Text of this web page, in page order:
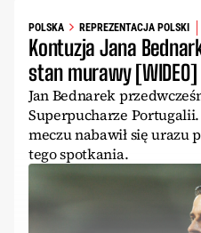
POLSKA REPREZENTACJA POLSKI
Kontuzja Jana
stan murawy [WIDEO]
Jan Bednarek
Superpucharze
meczu nabawił się urazu
tego spotkania.